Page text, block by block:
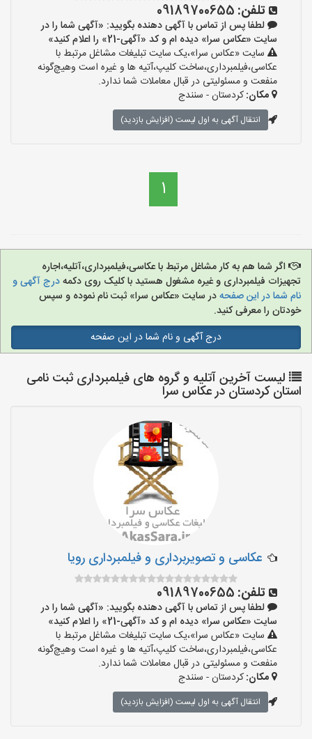
تلفن: 09189700655
لطفا پس از تماس با آگهی دهنده بگویید: «آگهی شما را در
سایت «عکاس سرا» دیده ام و کد «آگهی-21» را اعلام کنید»
سایت «عکاس سرا»،یک سایت تبلیغات مشاغل مرتبط با
عکاسی،فیلمبرداری،ساخت کلیپ،آتیه ها و غیره است وهیچ‌گونه
منفعت و مسئولیتی در قبال معاملات شما ندارد.
مکان:کردستان - سنندج
انتقال آگهی به اول لیست (افزایش بازدید)
1
اگر شما هم به کار مشاغل مرتبط با عکاسی،فیلمبرداری،آتلیه،اجاره
تجهیزات فیلمبرداری و غیره مشغول هستید با کلیک روی دکمهدرج آگهی و
نام شما در این صفحهدر سایت «عکاس سرا» ثبت نام نموده و سپس
خودتان را معرفی کنید.
درج آگهی و نام شما در این صفحه
لیست آخرین آتلیه و گروه های فیلمبرداری ثبت نامی
استان کردستان در عکاس سرا
عکاسی و تصویربرداری و فیلمبرداری رویا
تلفن: 09189700655
لطفا پس از تماس با آگهی دهنده بگویید: «آگهی شما را در
سایت «عکاس سرا» دیده ام و کد «آگهی-21» را اعلام کنید»
سایت «عکاس سرا»،یک سایت تبلیغات مشاغل مرتبط با
عکاسی،فیلمبرداری،ساخت کلیپ،آتیه ها و غیره است وهیچ‌گونه
منفعت و مسئولیتی در قبال معاملات شما ندارد.
مکان:کردستان - سنندج
انتقال آگهی به اول لیست (افزایش بازدید)